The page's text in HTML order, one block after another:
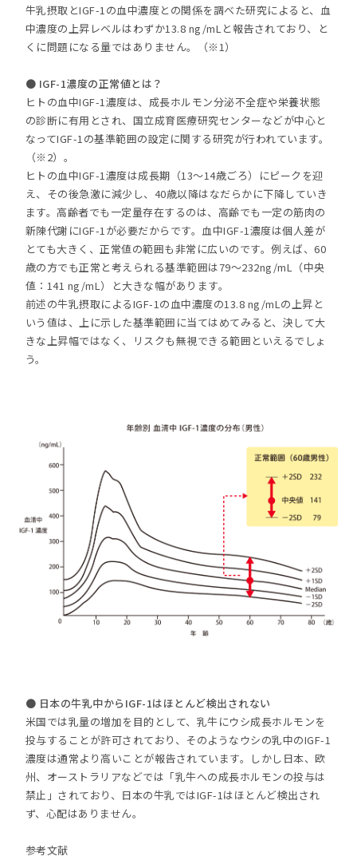
牛乳摂取とIGF-1の血中濃度との関係を調べた研究によると、血
中濃度の上昇レベルはわずか13.8 ng/mLと報告されており、と
くに問題になる量ではありません。（※1）
● IGF-1濃度の正常値とは？
ヒトの血中IGF-1濃度は、成長ホルモン分泌不全症や栄養状態
の診断に有用とされ、国立成育医療研究センターなどが中心と
なってIGF-1の基準範囲の設定に関する研究が行われています。
（※2）。
ヒトの血中IGF-1濃度は成長期（13～14歳ごろ）にピークを迎
え、その後急激に減少し、40歳以降はなだらかに下降していき
ます。高齢者でも一定量存在するのは、高齢でも一定の筋肉の
新陳代謝にIGF-1が必要だからです。血中IGF-1濃度は個人差が
とても大きく、正常値の範囲も非常に広いのです。例えば、60
歳の方でも正常と考えられる基準範囲は79～232ng/mL（中央
値：141 ng/mL）と大きな幅があります。
前述の牛乳摂取によるIGF-1の血中濃度の13.8 ng/mLの上昇と
いう値は、上に示した基準範囲に当てはめてみると、決して大
きな上昇幅ではなく、リスクも無視できる範囲といえるでしょ
う。
● 日本の牛乳中からIGF-1はほとんど検出されない
米国では乳量の増加を目的として、乳牛にウシ成長ホルモンを
投与することが許可されており、そのようなウシの乳中のIGF-1
濃度は通常より高いことが報告されています。しかし日本、欧
州、オーストラリアなどでは「乳牛への成長ホルモンの投与は
禁止」されており、日本の牛乳ではIGF-1はほとんど検出され
ず、心配はありません。
参考文献